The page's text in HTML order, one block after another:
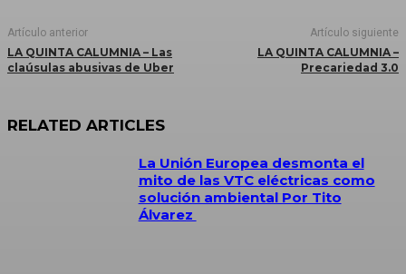
Artículo anterior
LA QUINTA CALUMNIA – Las
claúsulas abusivas de Uber
Artículo siguiente
LA QUINTA CALUMNIA –
Precariedad 3.0
RELATED ARTICLES
La Unión Europea desmonta el
mito de las VTC eléctricas como
solución ambiental Por Tito
Álvarez